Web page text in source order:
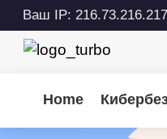
Ваш IP: 216.73.216.217
Home